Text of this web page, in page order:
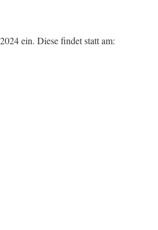
ein. Diese findet statt am: